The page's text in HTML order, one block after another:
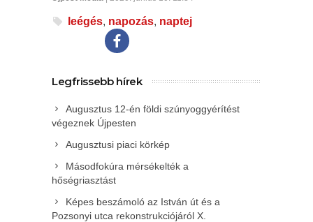
leégés, napozás, naptej
Legfrissebb hírek
Augusztus 12-én földi szúnyoggyérítést
végeznek Újpesten
Augusztusi piaci körkép
Másodfokúra mérsékelték a
hőségriasztást
Képes beszámoló az István út és a
Pozsonyi utca rekonstrukciójáról X.